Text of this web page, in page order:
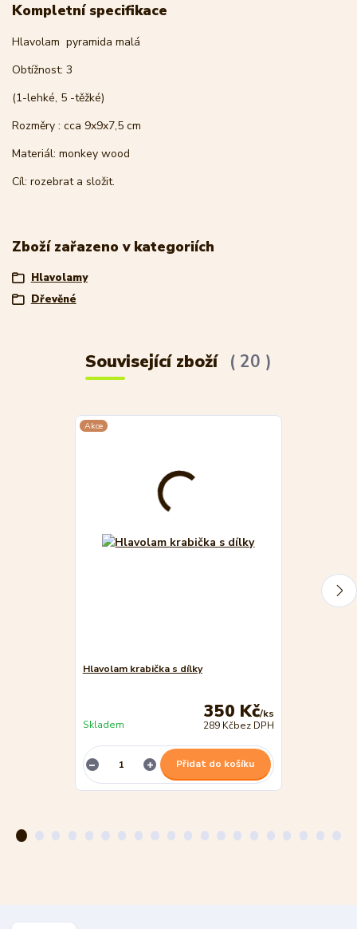
Kompletní specifikace
Hlavolam pyramida malá
Obtížnost: 3
(1-lehké, 5 -těžké)
Rozměry : cca 9x9x7,5 cm
Materiál: monkey wood
Cíl: rozebrat a složit.
Zboží zařazeno v kategoriích
Hlavolamy
Dřevěné
Související zboží 20
Akce
Hlavolam krabička s dílky
350 Kč/ks
289 Kčbez DPH
Skladem
Přidat do košíku